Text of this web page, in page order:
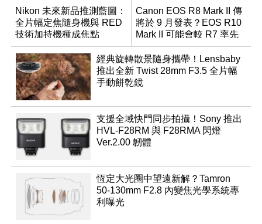
Nikon 未來新品推測藍圖：
全片幅定焦隨身機與 RED
技術加持機種成焦點
Canon EOS R8 Mark II 傳
將於 9 月發表？EOS R10
Mark II 可能會較 R7 率先
推出
經典旋轉散景隨身攜帶！Lensbaby
推出全新 Twist 28mm F3.5 全片幅
手動餅乾鏡
支援全域快門同步拍攝！Sony 推出
HVL-F28RM 與 F28RMA 閃燈
Ver.2.00 韌體
恆定大光圈中望遠新解？Tamron
50-130mm F2.8 內變焦光學系統專
利曝光